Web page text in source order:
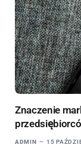
Znaczenie
ADMIN 15